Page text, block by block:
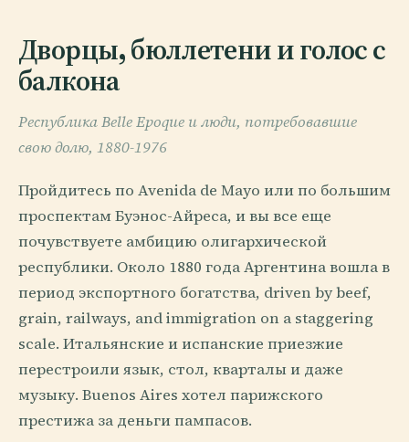
Дворцы, бюллетени и голос с
балкона
Республика Belle Epoque и люди, потребовавшие
свою долю, 1880-1976
Пройдитесь по Avenida de Mayo или по большим
проспектам Буэнос-Айреса, и вы все еще
почувствуете амбицию олигархической
республики. Около 1880 года Аргентина вошла в
период экспортного богатства, driven by beef,
grain, railways, and immigration on a staggering
scale. Итальянские и испанские приезжие
перестроили язык, стол, кварталы и даже
музыку. Buenos Aires хотел парижского
престижа за деньги пампасов.